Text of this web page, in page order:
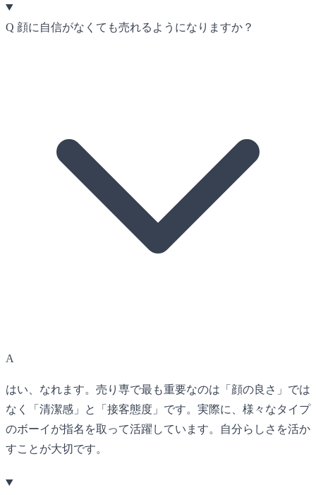
Q 顔に自信がなくても売れるようになりますか？
A
はい、なれます。売り専で最も重要なのは「顔の良さ」では
なく「清潔感」と「接客態度」です。実際に、様々なタイプ
のボーイが指名を取って活躍しています。自分らしさを活か
すことが大切です。